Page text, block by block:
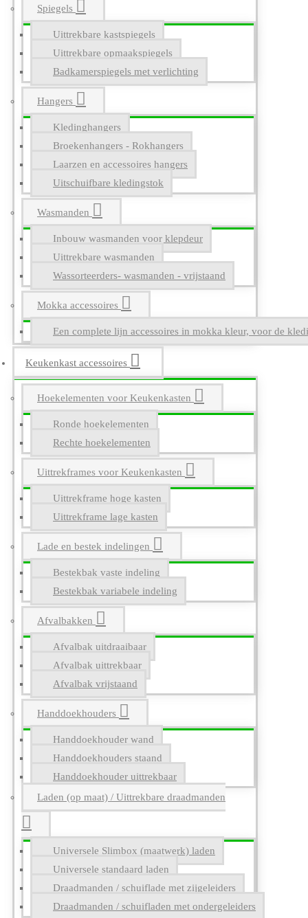
Spiegels
Uittrekbare kastspiegels
Uittrekbare opmaakspiegels
Badkamerspiegels met verlichting
Hangers
Kledinghangers
Broekenhangers - Rokhangers
Laarzen en accessoires hangers
Uitschuifbare kledingstok
Wasmanden
Inbouw wasmanden voor klepdeur
Uittrekbare wasmanden
Wassorteerders- wasmanden - vrijstaand
Mokka accessoires
Een complete lijn accessoires in mokka kleur, voor de
Keukenkast accessoires
Hoekelementen voor Keukenkasten
Ronde hoekelementen
Rechte hoekelementen
Uittrekframes voor Keukenkasten
Uittrekframe hoge kasten
Uittrekframe lage kasten
Lade en bestek indelingen
Bestekbak vaste indeling
Bestekbak variabele indeling
Afvalbakken
Afvalbak uitdraaibaar
Afvalbak uittrekbaar
Afvalbak vrijstaand
Handdoekhouders
Handdoekhouder wand
Handdoekhouders staand
Handdoekhouder uittrekbaar
Laden (op maat) / Uittrekbare draadmanden
Universele Slimbox (maatwerk) laden
Universele standaard laden
Draadmanden / schuiflade met zijgeleiders
Draadmanden / schuifladen met ondergeleiders